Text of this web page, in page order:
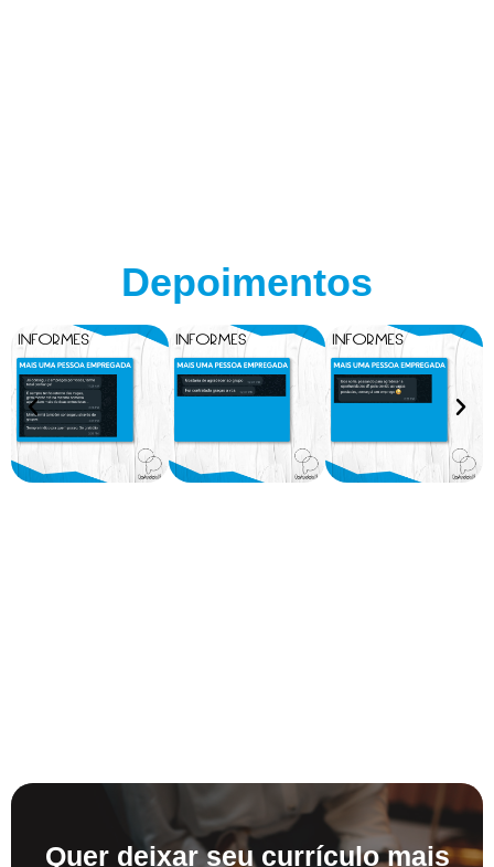
Depoimentos
Quer deixar seu currículo mais